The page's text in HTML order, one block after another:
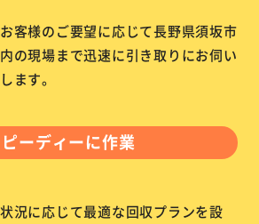
お客様のご要望に応じて長野県須坂市
内の現場まで迅速に引き取りにお伺い
します。
ーディーに作業
状況に応じて最適な回収プランを設